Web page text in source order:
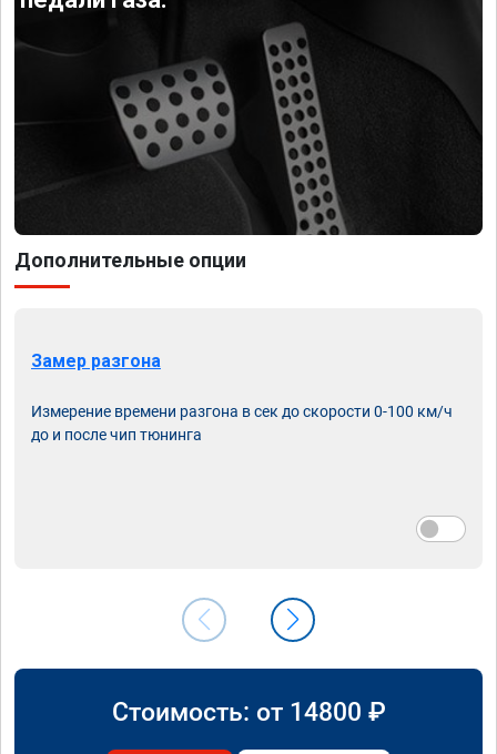
Дополнительные опции
Замер разгона
Измерение времени разгона в сек до скорости 0-100 км/ч
до и после чип тюнинга
Стоимость: от 14800 ₽